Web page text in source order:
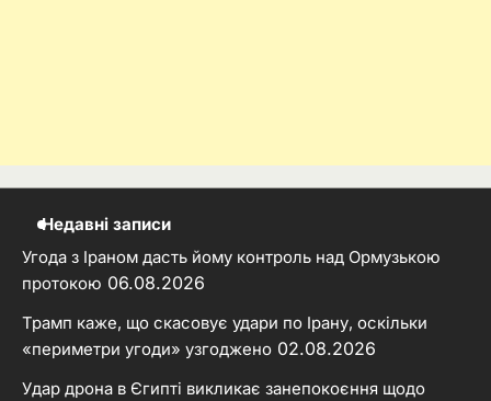
Недавні записи
Угода з Іраном дасть йому контроль над Ормузькою
протокою 06.08.2026
Трамп каже, що скасовує удари по Ірану, оскільки
«периметри угоди» узгоджено 02.08.2026
Удар дрона в Єгипті викликає занепокоєння щодо